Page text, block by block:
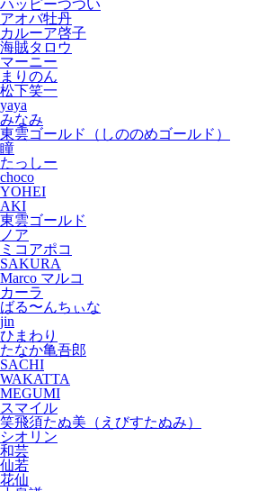
ハッピーつつい
アオバ牡丹
カルーア啓子
海賊タロウ
マーニー
まりのん
松下笑一
yaya
みなみ
東雲ゴールド（しののめゴールド）
瞳
たっしー
choco
YOHEI
AKI
東雲ゴールド
ノア
ミコアポコ
SAKURA
Marco マルコ
カーラ
ばる〜んちぃな
jin
ひまわり
たなか亀吾郎
SACHI
WAKATTA
MEGUMI
スマイル
笑飛須たぬ美（えびすたぬみ）
シオリン
和芸
仙若
花仙